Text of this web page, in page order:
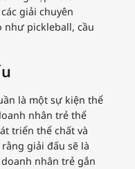
giải chuyên
như pickleball, cầu
là một sự kiện thể
nhân trẻ thể
triển thể chất và
giải đấu sẽ là
nhân trẻ gắn